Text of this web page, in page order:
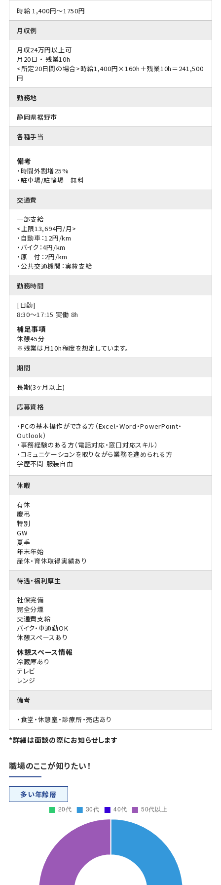
時給 1,400円～1750円
月収例
月収24万円以上可
月20日 ・ 残業10h
<所定20日間の場合>時給1,400円×160h＋残業10h＝241,500
円
勤務地
静岡県裾野市
各種手当
備考
・時間外割増25%
・駐車場/駐輪場 無料
交通費
一部支給
<上限13,694円/月>
・自動車：12円/km
・バイク：4円/km
・原 付：2円/km
・公共交通機関：実費支給
勤務時間
[日勤]
8:30〜17:15 実働 8h
補足事項
休憩45分
※残業は月10h程度を想定しています。
期間
長期(3ヶ月以上)
応募資格
・PCの基本操作ができる方（Excel・Word・PowerPoint・
Outlook）
・事務経験のある方（電話対応・窓口対応スキル）
・コミュニケーションを取りながら業務を進められる方
学歴不問 服装自由
休暇
有休
慶弔
特別
GW
夏季
年末年始
産休・育休取得実績あり
待遇・福利厚生
社保完備
完全分煙
交通費支給
バイク・車通勤OK
休憩スペースあり
休憩スペース情報
冷蔵庫あり
テレビ
レンジ
備考
・食堂・休憩室・診療所・売店あり
*詳細は面談の際にお知らせします
職場のここが知りたい！
多い年齢層